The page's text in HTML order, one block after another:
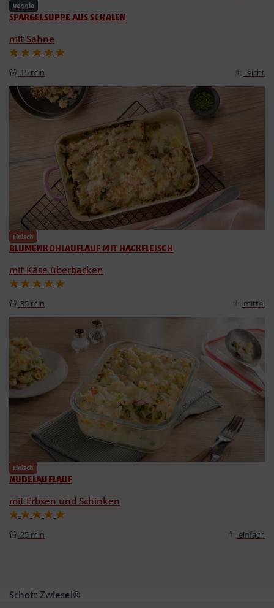
Veggie
SPARGELSUPPE AUS SCHALEN
mit Sahne
15 min leicht
Fleisch
BLUMENKOHLAUFLAUF MIT HACKFLEISCH
mit Käse überbacken
35 min mittel
Fleisch
NUDELAUFLAUF
mit Erbsen und Schinken
25 min einfach
Schott Zwiesel®